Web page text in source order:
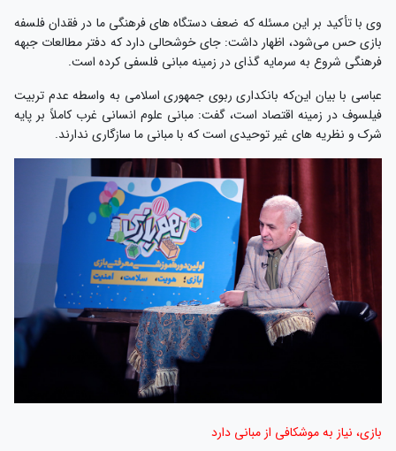
وی با تأکید بر این مسئله که ضعف دستگاه های فرهنگی ما در فقدان فلسفه
بازی حس می‌شود، اظهار داشت: جای خوشحالی دارد که دفتر مطالعات جبهه
فرهنگی شروع به سرمایه گذای در زمینه مبانی فلسفی کرده است.
عباسی با بیان این‌که بانکداری ربوی جمهوری اسلامی به واسطه عدم تربیت
فیلسوف در زمینه اقتصاد است، گفت: مبانی علوم انسانی غرب کاملاً بر پایه
شرک و نظریه های غیر توحیدی است که با مبانی ما سازگاری ندارند.
بازی، نیاز به موشکافی از مبانی دارد